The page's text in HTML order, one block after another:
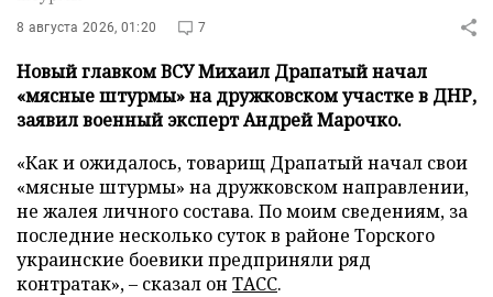
8 августа 2026, 01:20 7
Новый главком ВСУ Михаил Драпатый начал
«мясные штурмы» на дружковском участке в ДНР,
заявил военный эксперт Андрей Марочко.
«Как и ожидалось, товарищ Драпатый начал свои
«мясные штурмы» на дружковском направлении,
не жалея личного состава. По моим сведениям, за
последние несколько суток в районе Торского
украинские боевики предприняли ряд
контратак», – сказал он ТАСС.